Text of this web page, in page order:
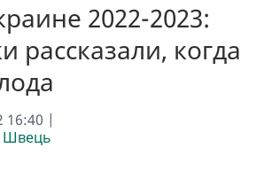
2022-2023:
рассказали, когда
16:40 |
Швець